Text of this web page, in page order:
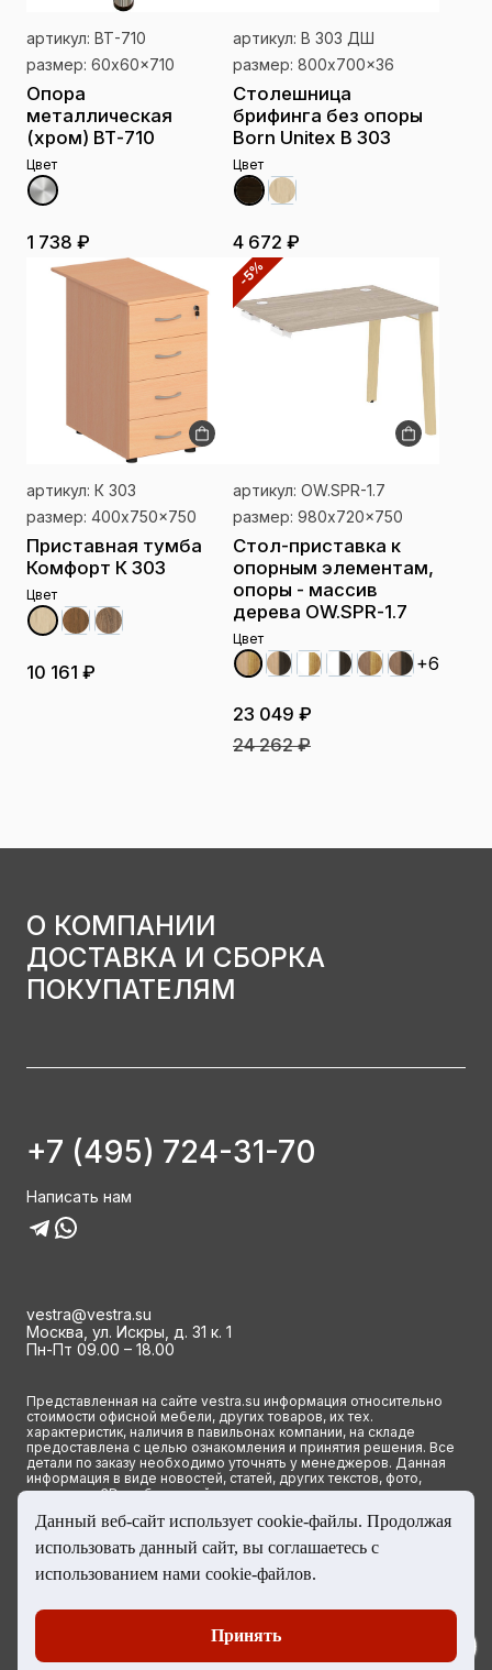
артикул: ВТ-710
размер: 60x60x710
Опора
металлическая
(хром) ВТ-710
Цвет
1 738 ₽
артикул: В 303 ДШ
размер: 800x700x36
Столешница
брифинга без опоры
Born Unitex В 303
Цвет
4 672 ₽
артикул: К 303
размер: 400x750x750
Приставная тумба
Комфорт К 303
Цвет
10 161 ₽
-5%
артикул: OW.SPR-1.7
размер: 980x720x750
Стол-приставка к
опорным элементам,
опоры - массив
дерева OW.SPR-1.7
Цвет
+6
23 049 ₽
24 262 ₽
О КОМПАНИИ
ДОСТАВКА И СБОРКА
ПОКУПАТЕЛЯМ
+7 (495) 724-31-70
Написать нам
vestra@vestra.su
Москва, ул. Искры, д. 31 к. 1
Пн-Пт 09.00 – 18.00
Представленная на сайте vestra.su информация относительно
стоимости офисной мебели, других товаров, их тех.
характеристик, наличия в павильонах компании, на складе
предоставлена с целью ознакомления и принятия решения. Все
детали по заказу необходимо уточнять у менеджеров. Данная
информация в виде новостей, статей, других текстов, фото,
картинок и 3D изображений ни при каких условиях не является
положениями ст. 437(2) Гражданского кодекса РФ.
© 2023 Группа компаний ВЕСТРА. Все права сайта защищены
Данный веб-сайт использует cookie-файлы. Продолжая
использовать данный сайт, вы соглашаетесь с
использованием нами cookie-файлов.
Принять